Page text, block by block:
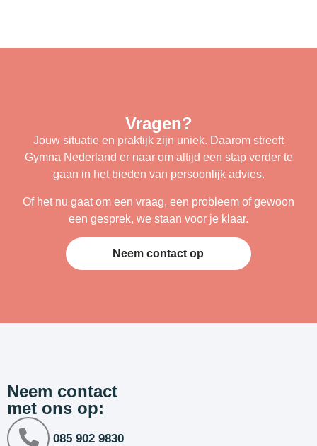
Vragen?
Jouw situatie en praktijk zijn uniek. Daarom streeft
Gymna Nederland er naar om altijd een stap verder te
gaan in het bieden van persoonlijk advies.
Of het nu gaat om een vraag, een probleem of gewoon
een gesprek, we staan voor je klaar.
Neem contact op
Neem contact
met ons op:
085 902 9830